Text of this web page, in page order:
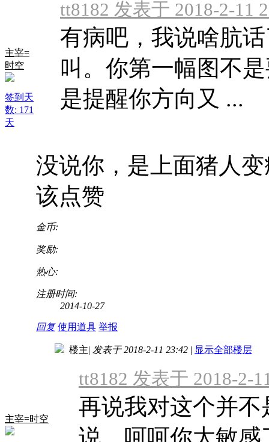
主宰=
时空
签到天
数: 171
天
tt8182 发表于 2018-2-11
有病吧，我说啥肮
叫。你第一幅图不
是提醒你方向又 ...
没说你，是上面猪人
该点赞
金币:
奖励:
热心:
注册时间:
2014-10-27
回复 使用道具 举报
主宰=时空
楼主| 发表于 2018-2-11 23:42 | 显示全部楼层
tt8182 发表于 2018-2-
再说我对这个并